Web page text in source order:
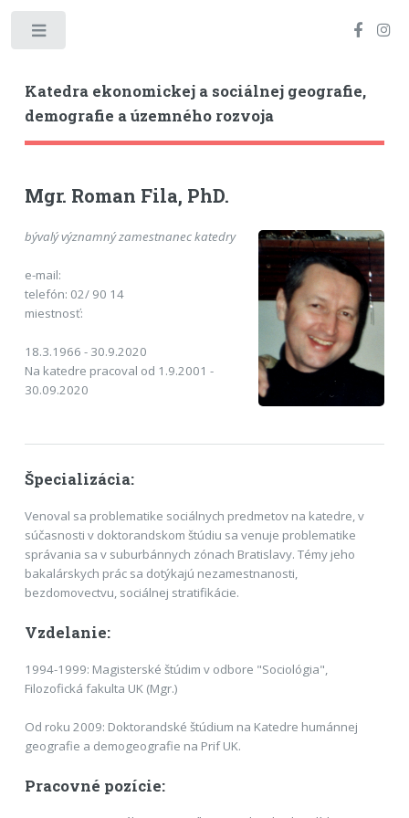
Katedra ekonomickej a sociálnej geografie,
demografie a územného rozvoja
Mgr. Roman Fila, PhD.
bývalý významný zamestnanec katedry
e-mail:
telefón: 02/ 90 14
miestnosť:
18.3.1966 - 30.9.2020
Na katedre pracoval od 1.9.2001 -
30.09.2020
Špecializácia:
Venoval sa problematike sociálnych predmetov na katedre, v
súčasnosti v doktorandskom štúdiu sa venuje problematike
správania sa v suburbánnych zónach Bratislavy. Témy jeho
bakalárskych prác sa dotýkajú nezamestnanosti,
bezdomovectvu, sociálnej stratifikácie.
Vzdelanie:
1994-1999: Magisterské štúdim v odbore "Sociológia",
Filozofická fakulta UK (Mgr.)
Od roku 2009: Doktorandské štúdium na Katedre humánnej
geografie a demogeografie na Prif UK.
Pracovné pozície: